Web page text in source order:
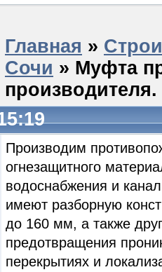
Главная »
Сочи » Муфта
производителя.
Производим
огнезащитного
водоснабжения и
имеют разборную
до 160 мм, а также
предотвращения
перекрытиях и